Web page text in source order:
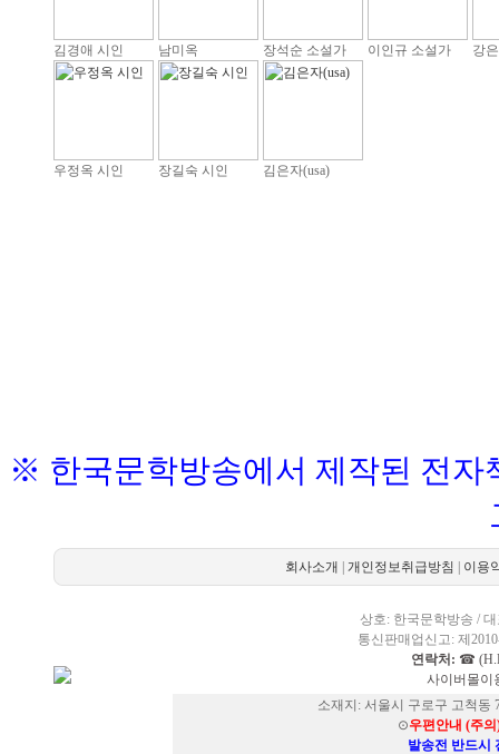
김경애 시인 남미옥 장석순 소설가 이인규 소설가 강
우정옥 시인 장길숙 시인 김은자(usa)
※ 한국문학방송에서 제작된 전자
회사소개 개인정보취급방침 이용
상호: 한국문학방송 /
통신판매업신고: 제
연락처: ☎
사이버몰이
소재지: 서울시 구로구 고척동
⊙우편안내 (주
발송전 반드시